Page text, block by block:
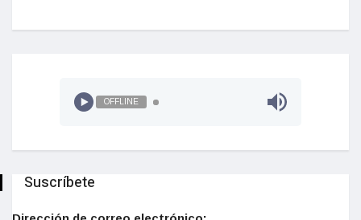
OFFLINE
Suscríbete